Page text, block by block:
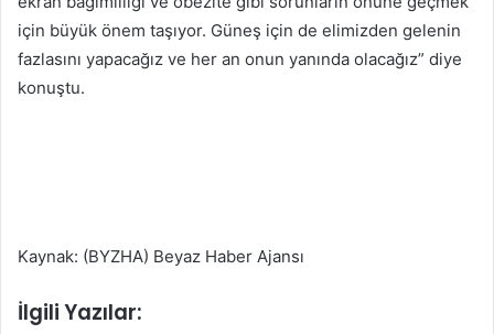
için büyük önem taşıyor. Güneş için de elimizden gelenin
fazlasını yapacağız ve her an onun yanında olacağız” diye
konuştu.
Kaynak: (BYZHA) Beyaz Haber Ajansı
İlgili Yazılar: